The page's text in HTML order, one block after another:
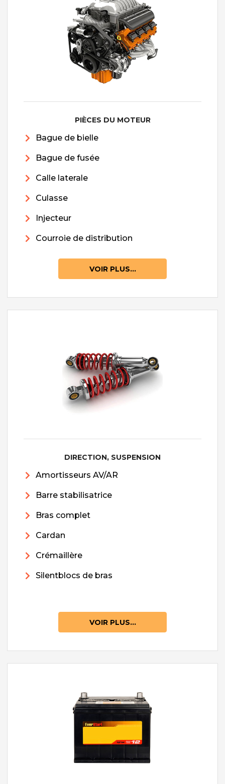
PIÈCES DU MOTEUR
Bague de bielle
Bague de fusée
Calle laterale
Culasse
Injecteur
Courroie de distribution
VOIR PLUS...
DIRECTION, SUSPENSION
Amortisseurs AV/AR
Barre stabilisatrice
Bras complet
Cardan
Crémaillère
Silentblocs de bras
VOIR PLUS...